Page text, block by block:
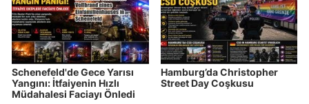
Schenefeld'de Gece Yarısı
Yangını: İtfaiyenin Hızlı
Müdahalesi Faciayı Önledi
Hamburg’da Christopher
Street Day Coşkusu